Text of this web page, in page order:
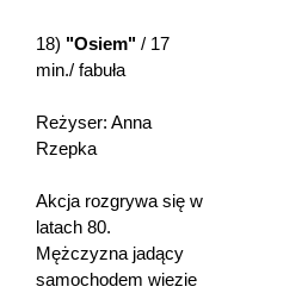
18) "Osiem" / 17
min./ fabuła
Reżyser: Anna
Rzepka
Akcja rozgrywa się w
latach 80.
Mężczyzna jadący
samochodem wiezie